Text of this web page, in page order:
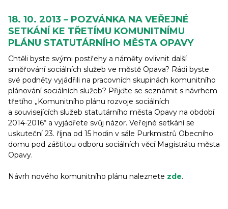
18. 10. 2013 – POZVÁNKA NA VEŘEJNÉ
SETKÁNÍ KE TŘETÍMU KOMUNITNÍMU
PLÁNU STATUTÁRNÍHO MĚSTA OPAVY
Chtěli byste svými postřehy a náměty ovlivnit další
směřování sociálních služeb ve městě Opava? Rádi byste
své podněty vyjádřili na pracovních skupinách komunitního
plánování sociálních služeb? Přijďte se seznámit s návrhem
třetího „Komunitního plánu rozvoje sociálních
a souvisejících služeb statutárního města Opavy na období
2014-2016“ a vyjádřete svůj názor. Veřejné setkání se
uskuteční 23. října od 15 hodin v sále Purkmistrů Obecního
domu pod záštitou odboru sociálních věcí Magistrátu města
Opavy.
Návrh nového komunitního plánu naleznete zde.